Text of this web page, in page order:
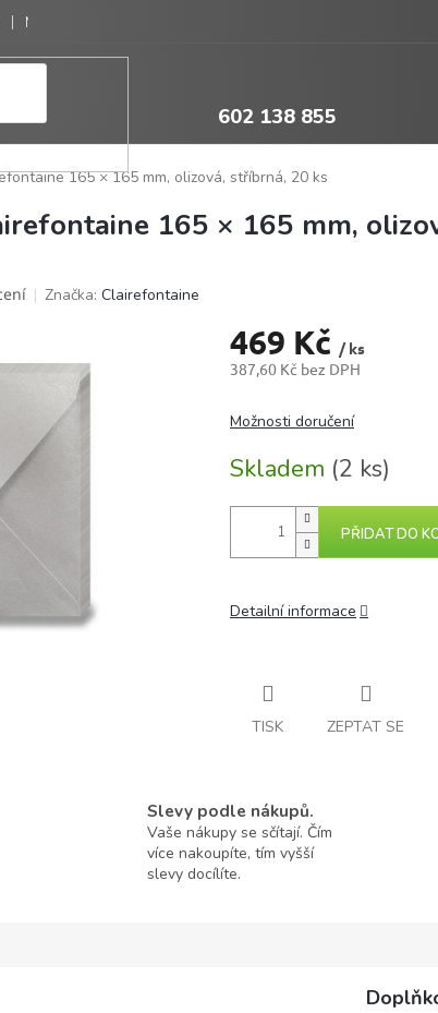
Moje objednávka
602 138 855
165 × 165 mm, olizová, stříbrná, 20 ks
165 × 165 mm,
Značka: Clairefontaine
469 Kč / ks
387,60 Kč bez DPH
cena:
Skladem (2 ks)
Možnosti doručení
PŘIDAT DO
Detailní informace
TISK ZEPTAT SE
Slevy podle nákupů.
Vaše nákupy se sčítají. Čím
více nakoupíte, tím vyšší
slevy docílíte.